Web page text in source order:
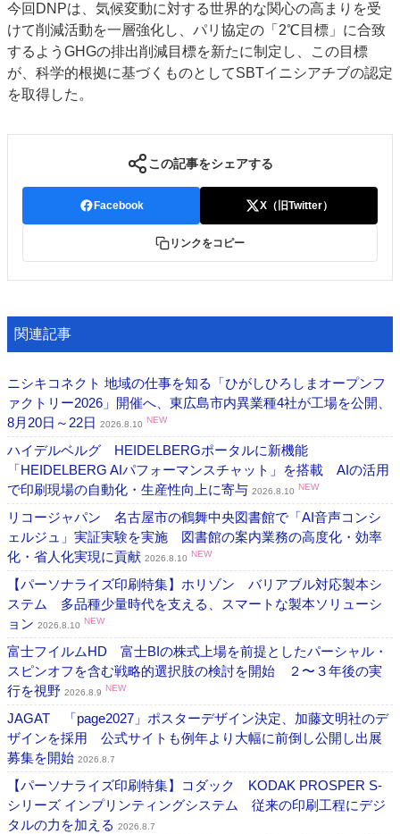
運営
会社案内
購読・購入申し込み
サイトポリシー
お問い合わせ
今回DNPは、気候変動に対する世界的な関心の高まりを受
けて削減活動を一層強化し、パリ協定の「2℃目標」に合致
するようGHGの排出削減目標を新たに制定し、この目標
が、科学的根拠に基づくものとしてSBTイニシアチブの認定
を取得した。
この記事をシェアする
Facebook X（旧Twitter）
リンクをコピー
関連記事
ニシキコネクト 地域の仕事を知る「ひがしひろしまオープンフ
ァクトリー2026」開催へ、東広島市内異業種4社が工場を公開、
8月20日～22日 2026.8.10 NEW
ハイデルベルグ HEIDELBERGポータルに新機能
「HEIDELBERG AIパフォーマンスチャット」を搭載 AIの活用
で印刷現場の自動化・生産性向上に寄与 2026.8.10 NEW
リコージャパン 名古屋市の鶴舞中央図書館で「AI音声コンシ
ェルジュ」実証実験を実施 図書館の案内業務の高度化・効率
化・省人化実現に貢献 2026.8.10 NEW
【パーソナライズ印刷特集】ホリゾン バリアブル対応製本シ
ステム 多品種少量時代を支える、スマートな製本ソリューシ
ョン 2026.8.10 NEW
富士フイルムHD 富士BIの株式上場を前提としたパーシャル・
スピンオフを含む戦略的選択肢の検討を開始 ２〜３年後の実
行を視野 2026.8.9 NEW
JAGAT 「page2027」ポスターデザイン決定、加藤文明社のデ
ザインを採用 公式サイトも例年より大幅に前倒し公開し出展
募集を開始 2026.8.7
【パーソナライズ印刷特集】コダック KODAK PROSPER S-
シリーズ インプリンティングシステム 従来の印刷工程にデジ
タルの力を加える 2026.8.7